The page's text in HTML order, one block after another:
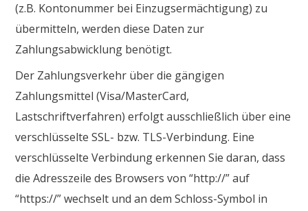
(z.B. Kontonummer bei Einzugsermächtigung) zu
übermitteln, werden diese Daten zur
Zahlungsabwicklung benötigt.
Der Zahlungsverkehr über die gängigen
Zahlungsmittel (Visa/MasterCard,
Lastschriftverfahren) erfolgt ausschließlich über eine
verschlüsselte SSL- bzw. TLS-Verbindung. Eine
verschlüsselte Verbindung erkennen Sie daran, dass
die Adresszeile des Browsers von “http://” auf
“https://” wechselt und an dem Schloss-Symbol in